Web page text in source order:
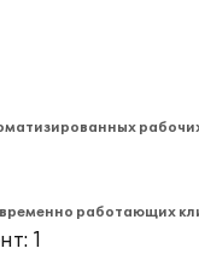
работающих
1